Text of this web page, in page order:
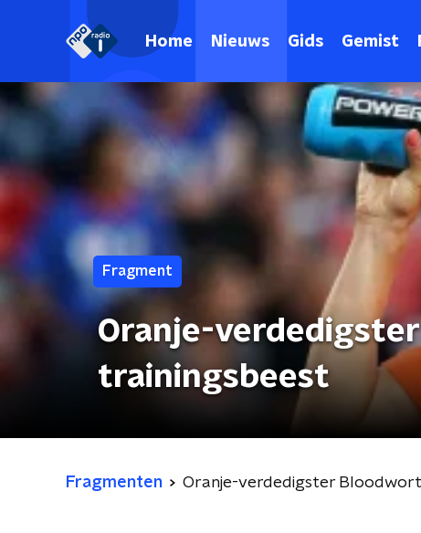
Home Nieuws Gids Gemist
Fragment
Oranje-
trainingsbeest
Fragmenten Oranje-verdedigster